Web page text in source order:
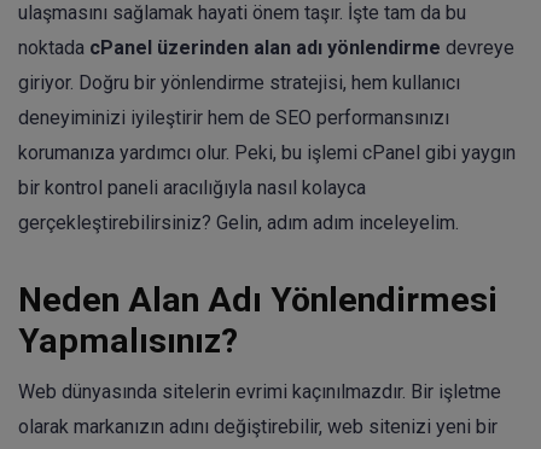
ulaşmasını sağlamak hayati önem taşır. İşte tam da bu
noktada cPanel üzerinden alan adı yönlendirme devreye
giriyor. Doğru bir yönlendirme stratejisi, hem kullanıcı
deneyiminizi iyileştirir hem de SEO performansınızı
korumanıza yardımcı olur. Peki, bu işlemi cPanel gibi yaygın
bir kontrol paneli aracılığıyla nasıl kolayca
gerçekleştirebilirsiniz? Gelin, adım adım inceleyelim.
Neden Alan Adı Yönlendirmesi
Yapmalısınız?
Web dünyasında sitelerin evrimi kaçınılmazdır. Bir işletme
olarak markanızın adını değiştirebilir, web sitenizi yeni bir